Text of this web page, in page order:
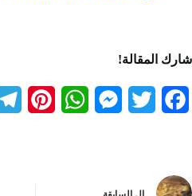
شارك المقالة!
e
M
W